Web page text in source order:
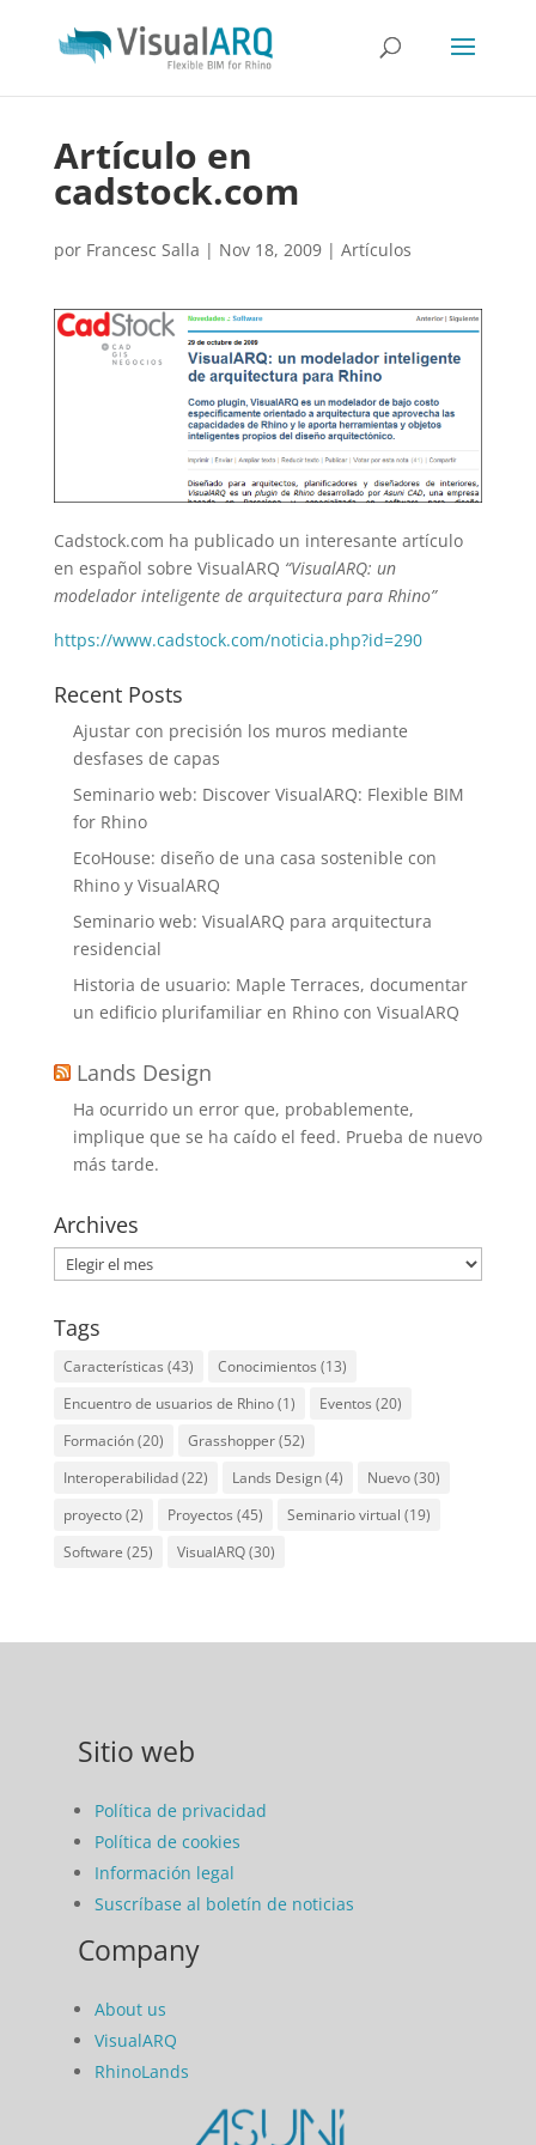
Artículo en
cadstock.com
por Francesc Salla | Nov 18, 2009| Artículos
Cadstock.com ha publicado un interesante artículo
en español sobre VisualARQ “VisualARQ: un
modelador inteligente de arquitectura para Rhino”
https://www.cadstock.com/noticia.php?id=290
Recent Posts
Ajustar con precisión los muros mediante
desfases de capas
Seminario web: Discover VisualARQ: Flexible BIM
for Rhino
EcoHouse: diseño de una casa sostenible con
Rhino y VisualARQ
Seminario web: VisualARQ para arquitectura
residencial
Historia de usuario: Maple Terraces, documentar
un edificio plurifamiliar en Rhino con VisualARQ
Lands Design
Ha ocurrido un error que, probablemente,
implique que se ha caído el feed. Prueba de nuevo
más tarde.
Archives
Archives
Tags
Características (43) Conocimientos (13)
Encuentro de usuarios de Rhino(1) Eventos (20)
Formación(20) Grasshopper(52)
Interoperabilidad(22) Lands Design(4) Nuevo(30)
proyecto(2) Proyectos (45) Seminario virtual (19)
Software (25) VisualARQ(30)
Sitio web
Política de privacidad
Política de cookies
Información legal
Suscríbase al boletín de noticias
Company
About us
VisualARQ
RhinoLands